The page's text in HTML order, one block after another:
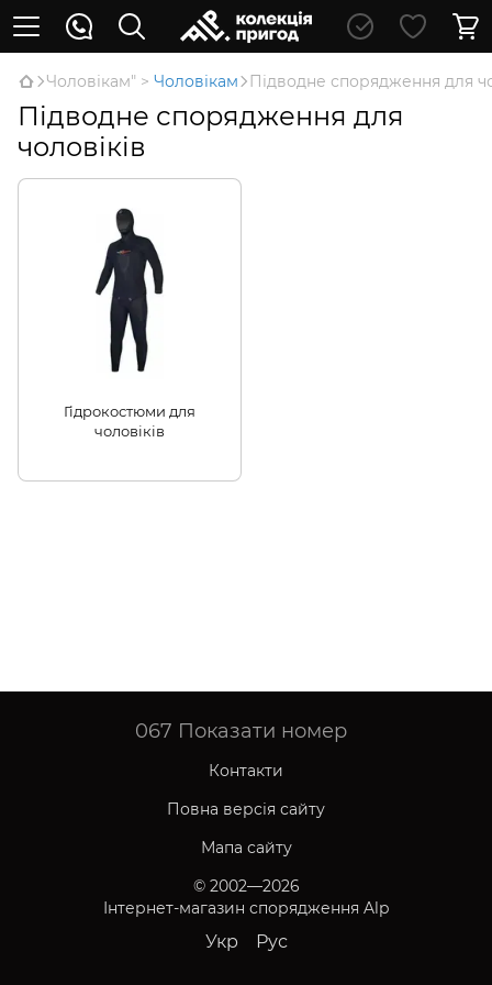
Чоловікам" > Чоловікам Підводне спорядження для
Підводне спорядження для
чоловіків
Гідрокостюми для
чоловіків
067 Показати номер
Контакти
Повна версія сайту
Мапа сайту
© 2002—2026
Інтернет-магазин спорядження Alp
Укр Рус